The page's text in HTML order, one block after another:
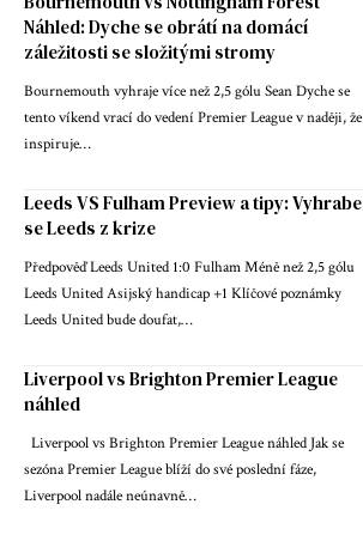
Náhled: Dyche se obrátí na domácí
záležitosti se složitými stromy
Bournemouth vyhraje více než 2,5 gólu Sean Dyche se
tento víkend vrací do vedení Premier League v naději, že
inspiruje…
Leeds VS Fulham Preview a tipy: Vyhrabe
se Leeds z krize
Předpověď Leeds United 1:0 Fulham Méně než 2,5 gólu
Leeds United Asijský handicap +1 Klíčové poznámky
Leeds United bude doufat,…
Liverpool vs Brighton Premier League
náhled
Liverpool vs Brighton Premier League náhled Jak se
sezóna Premier League blíží do své poslední fáze,
Liverpool nadále neúnavně…